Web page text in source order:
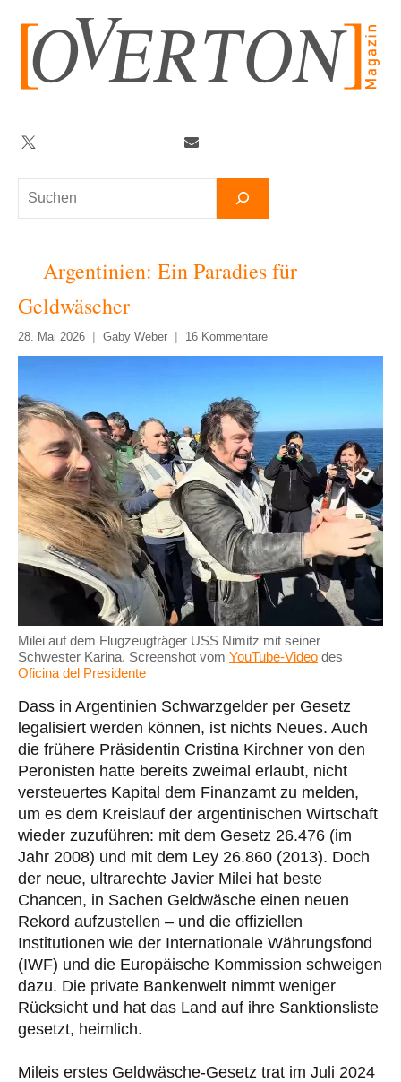
springen
Suchen
Twitter
Argentinien: Ein Paradies für
Geldwäscher
28. Mai 2026 Gaby Weber 16 Kommentare
Milei auf dem Flugzeugträger USS Nimitz mit seiner
Schwester Karina. Screenshot vom YouTube-Video des
Oficina del Presidente
Dass in Argentinien Schwarzgelder per Gesetz
legalisiert werden können, ist nichts Neues. Auch
die frühere Präsidentin Cristina Kirchner von den
Peronisten hatte bereits zweimal erlaubt, nicht
versteuertes Kapital dem Finanzamt zu melden,
um es dem Kreislauf der argentinischen Wirtschaft
wieder zuzuführen: mit dem Gesetz 26.476 (im
Jahr 2008) und mit dem Ley 26.860 (2013). Doch
der neue, ultrarechte Javier Milei hat beste
Chancen, in Sachen Geldwäsche einen neuen
Rekord aufzustellen – und die offiziellen
Institutionen wie der Internationale Währungsfond
(IWF) und die Europäische Kommission schweigen
dazu. Die private Bankenwelt nimmt weniger
Rücksicht und hat das Land auf ihre Sanktionsliste
gesetzt, heimlich.
Mileis erstes Geldwäsche-Gesetz trat im Juli 2024